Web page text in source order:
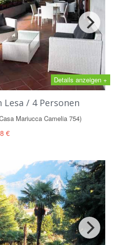
Details anzeigen +
/ 4 Personen
Mariucca Camelia 754)
€